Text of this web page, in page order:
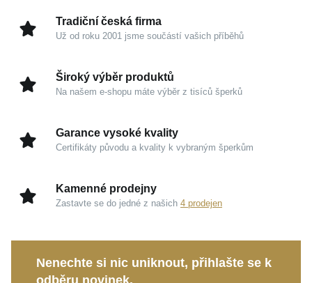
Kouzlo v detailech
svým hřejivým odstínem, zaručuje dlouhodobou
luxusní vzhled a zajišťuje, že na ruce nádherně
Značková kvalita:
Kousek od renomované značky
MOISS představuje spojení precizního
nošení i jako krásný dárek, kterým potěšíte milovanou
Tradiční česká firma
Už od roku 2001 jsme součástí vašich příběhů
Široký výběr produktů
Na našem e-shopu máte výběr z tisíců šperků
Garance vysoké kvality
Certifikáty původu a kvality k vybraným šperkům
Kamenné prodejny
Zastavte se do jedné z našich 4 prodejen
Nenechte si nic uniknout, přihlašte se k
odběru novinek.